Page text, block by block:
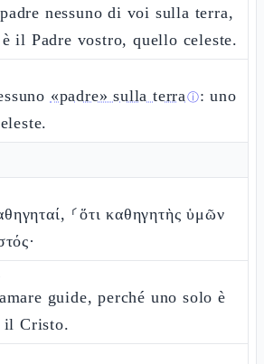
nessuno di voi sulla terra,
il Padre vostro, quello celeste.
«padre» sulla terraⓘ: uno
⸂ὅτι καθηγητὴς ὑμῶν
guide, perché uno solo è
il Cristo.